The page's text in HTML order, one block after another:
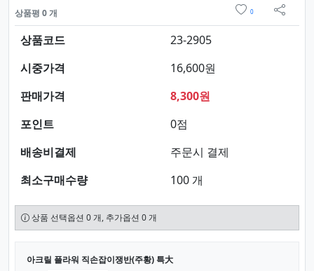
상품평 0 개 0
sns 공
상품코드
23-2905
시중가격
16,600원
판매가격
8,300원
포인트
0점
배송비결제
주문시 결제
최소구매수량
100 개
상품 선택옵션 0 개, 추가옵션 0 개
선택된 옵션
아크릴 플라워 직손잡이쟁반(주황) 특大